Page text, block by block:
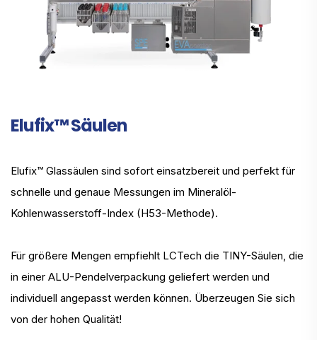
Elufix™ Säulen
Elufix™ Glassäulen sind sofort einsatzbereit und perfekt für
schnelle und genaue Messungen im Mineralöl-
Kohlenwasserstoff-Index (H53-Methode).
Für größere Mengen empfiehlt LCTech die TINY-Säulen, die
in einer ALU-Pendelverpackung geliefert werden und
individuell angepasst werden können. Überzeugen Sie sich
von der hohen Qualität!